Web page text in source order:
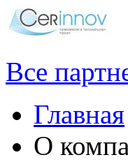
Все
Главная
О